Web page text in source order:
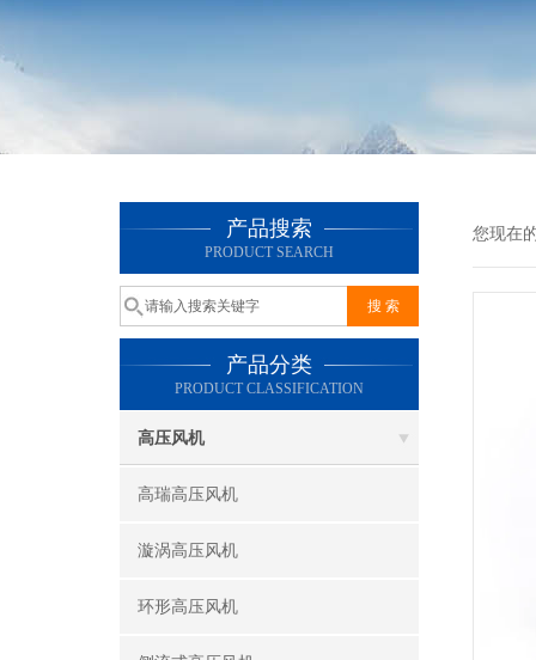
产品搜索
PRODUCT SEARCH
产品分类
PRODUCT CLASSIFICATION
高压风机
高瑞高压风机
漩涡高压风机
环形高压风机
您现在